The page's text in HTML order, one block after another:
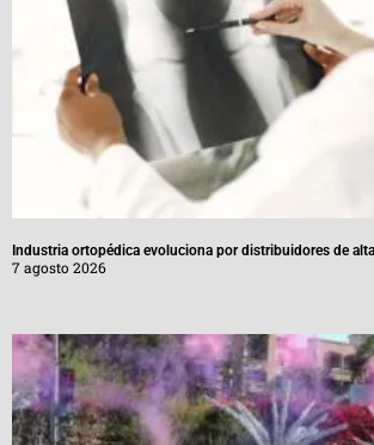
Industria ortopédica evoluciona por distribuidores de
7 agosto 2026